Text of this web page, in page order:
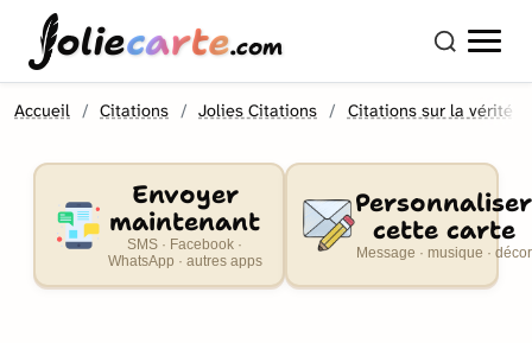
oliecarte.com
Accueil Citations Jolies Citations Citations sur la vérité
Envoyer
maintenant
SMS · Facebook ·
WhatsApp · autres apps
Personnaliser
cette carte
Message · musique · décor